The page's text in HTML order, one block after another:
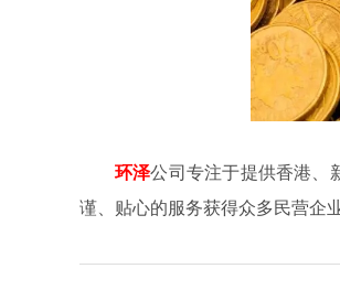
环泽公司专注于提供香港、
谨、贴心的服务获得众多民营企